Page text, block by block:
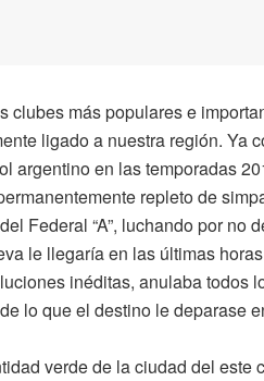
clubes más populares e
ligado a nuestra región. Ya
argentino en las temporadas
repleto de
Federal “A”, luchando por no
le llegaría en las últimas
inéditas, anulaba todos
lo que el destino le deparase
verde de la ciudad del este